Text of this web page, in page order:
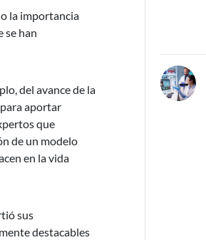
la importancia
se han
del avance de la
aportar
que
de un modelo
en la vida
sus
destacables